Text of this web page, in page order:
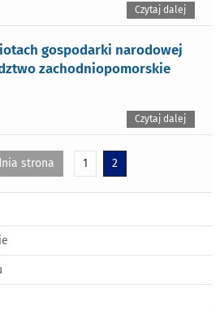
Czytaj dalej
gospodarki narodowej
zachodniopomorskie
Czytaj dalej
strona 1 2